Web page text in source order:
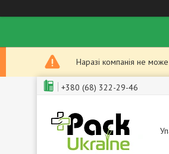
Наразі компанія не
+380 (68) 322-29-46